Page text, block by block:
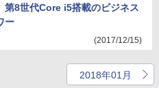
第8世代Core i5搭載のビジネス
ー
(2017/12/15)
2018年01月